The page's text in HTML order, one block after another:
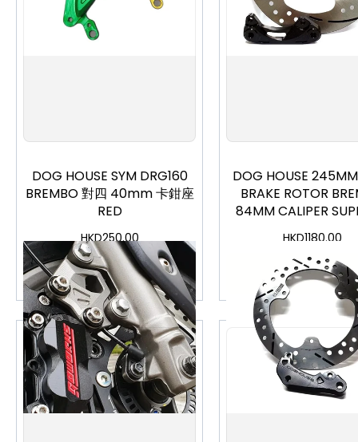
DOG HOUSE SYM DRG160
BREMBO 對四 40mm 卡鉗座
RED
HKD250.00
加入購物車
DOG HOUSE
BRAKE ROTOR
84MM CALIPER
SET FORCE 2
HKD1180.00
加入購物車